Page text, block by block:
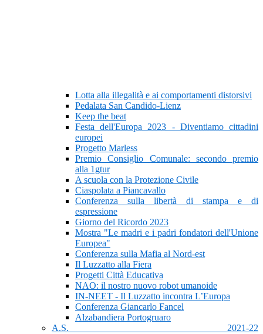
Lotta alla illegalità e ai comportamenti distorsivi
Pedalata San Candido-Lienz
Keep the beat
Festa dell'Europa 2023 - Diventiamo cittadini
europei
Progetto Marless
Premio Consiglio Comunale: secondo premio
alla 1gtur
A scuola con la Protezione Civile
Ciaspolata a Piancavallo
Conferenza sulla libertà di stampa e di
espressione
Giorno del Ricordo 2023
Mostra "Le madri e i padri fondatori dell'Unione
Europea"
Conferenza sulla Mafia al Nord-est
Il Luzzatto alla Fiera
Progetti Città Educativa
NAO: il nostro nuovo robot umanoide
IN-NEET - Il Luzzatto incontra L’Europa
Conferenza Giancarlo Fancel
Alzabandiera Portogruaro
A.S. 2021-22